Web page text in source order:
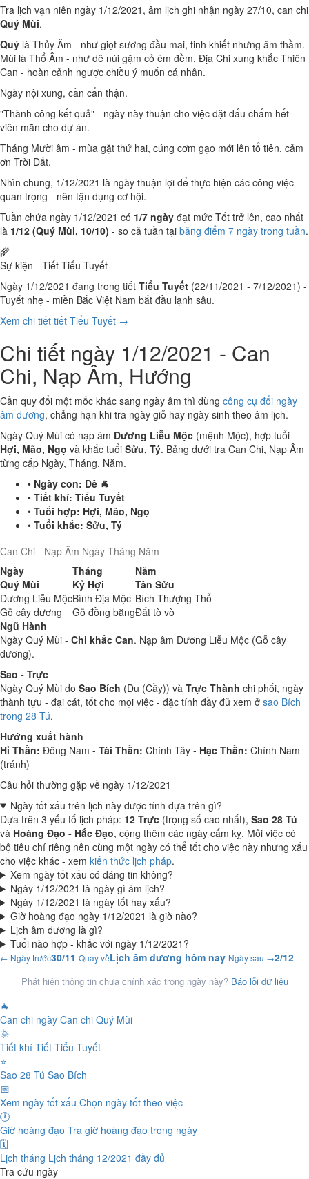
Tra lịch vạn niên ngày 1/12/2021, âm lịch ghi nhận ngày 27/10, can chi
Quý Mùi.
Quý là Thủy Âm - như giọt sương đầu mai, tinh khiết nhưng âm thầm.
Mùi là Thổ Âm - như dê núi gặm cỏ êm đềm. Địa Chi xung khắc Thiên
Can - hoàn cảnh ngược chiều ý muốn cá nhân.
Ngày nội xung, cần cẩn thận.
"Thành công kết quả" - ngày này thuận cho việc đặt dấu chấm hết
viên mãn cho dự án.
Tháng Mười âm - mùa gặt thứ hai, cúng cơm gạo mới lên tổ tiên, cảm
ơn Trời Đất.
Nhìn chung, 1/12/2021 là ngày thuận lợi để thực hiện các công việc
quan trọng - nên tận dụng cơ hội.
Tuần chứa ngày 1/12/2021 có 1/7 ngày đạt mức Tốt trở lên, cao nhất
là 1/12 (Quý Mùi, 10/10) - so cả tuần tại bảng điểm 7 ngày trong tuần.
🌾
Sự kiện - Tiết Tiểu Tuyết
Ngày 1/12/2021 đang trong tiết Tiểu Tuyết (22/11/2021 - 7/12/2021) -
Tuyết nhẹ - miền Bắc Việt Nam bắt đầu lạnh sâu.
Xem chi tiết tiết Tiểu Tuyết →
Chi tiết ngày 1/12/2021 - Can
Chi, Nạp Âm, Hướng
Cần quy đổi một mốc khác sang ngày âm thì dùng công cụ đổi ngày
âm dương, chẳng hạn khi tra ngày giỗ hay ngày sinh theo âm lịch.
Ngày Quý Mùi có nạp âm Dương Liễu Mộc (mệnh Mộc), hợp tuổi
Hợi, Mão, Ngọ và khắc tuổi Sửu, Tý. Bảng dưới tra Can Chi, Nạp Âm
từng cấp Ngày, Tháng, Năm.
• Ngày con: Dê 🐐
• Tiết khí: Tiểu Tuyết
• Tuổi hợp: Hợi, Mão, Ngọ
• Tuổi khắc: Sửu, Tý
Can Chi - Nạp Âm Ngày Tháng Năm
Ngày
Tháng
Năm
Quý Mùi
Kỷ Hợi
Tân Sửu
Dương Liễu MộcBình Địa Mộc Bích Thượng Thổ
Gỗ cây dương
Gỗ đồng bằngĐất tò vò
Ngũ Hành
Ngày Quý Mùi - Chi khắc Can. Nạp âm Dương Liễu Mộc (Gỗ cây
dương).
Sao - Trực
Ngày Quý Mùi do Sao Bích (Du (Cầy)) và Trực Thành chi phối, ngày
thành tựu - đại cát, tốt cho mọi việc - đặc tính đầy đủ xem ở sao Bích
trong 28 Tú.
Hướng xuất hành
Hỉ Thần: Đông Nam - Tài Thần: Chính Tây - Hạc Thần: Chính Nam
(tránh)
Câu hỏi thường gặp về ngày 1/12/2021
Ngày tốt xấu trên lịch này được tính dựa trên gì?
Dựa trên 3 yếu tố lịch pháp: 12 Trực (trọng số cao nhất), Sao 28 Tú
và Hoàng Đạo - Hắc Đạo, cộng thêm các ngày cấm kỵ. Mỗi việc có
bộ tiêu chí riêng nên cùng một ngày có thể tốt cho việc này nhưng xấu
cho việc khác - xem kiến thức lịch pháp.
Xem ngày tốt xấu có đáng tin không?
Ngày 1/12/2021 là ngày gì âm lịch?
Ngày 1/12/2021 là ngày tốt hay xấu?
Giờ hoàng đạo ngày 1/12/2021 là giờ nào?
Lịch âm dương là gì?
Tuổi nào hợp - khắc với ngày 1/12/2021?
← Ngày trước30/11 Quay vềLịch âm dương hôm nay Ngày sau →2/12
Phát hiện thông tin chưa chính xác trong ngày này? Báo lỗi dữ liệu
🐐
Can chi ngày Can chi Quý Mùi
🌞
Tiết khí Tiết Tiểu Tuyết
⭐
Sao 28 Tú Sao Bích
📅
Xem ngày tốt xấu Chọn ngày tốt theo việc
🕐
Giờ hoàng đạo Tra giờ hoàng đạo trong ngày
🗓️
Lịch tháng Lịch tháng 12/2021 đầy đủ
Tra cứu ngày